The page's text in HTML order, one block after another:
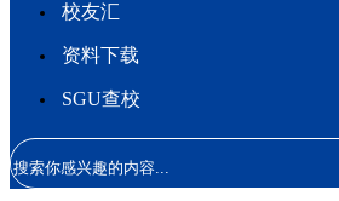
校友汇
资料下载
SGU查校